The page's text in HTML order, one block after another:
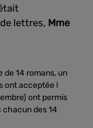
lettres, Mme
de 14 romans, un
ont acceptée !
ont permis
des 14